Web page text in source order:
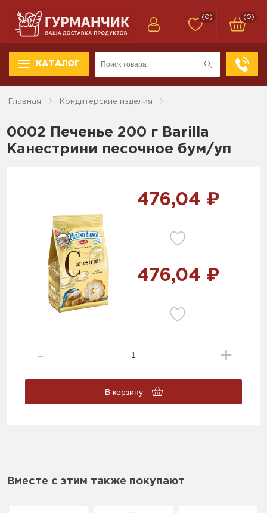
КАТАЛОГ
(0) (0)
Главная Кондитерские изделия
0002 Печенье 200 г Barilla
Канестрини песочное бум/уп
476,04 ₽
476,04 ₽
В корзину
Вместе с этим также покупают